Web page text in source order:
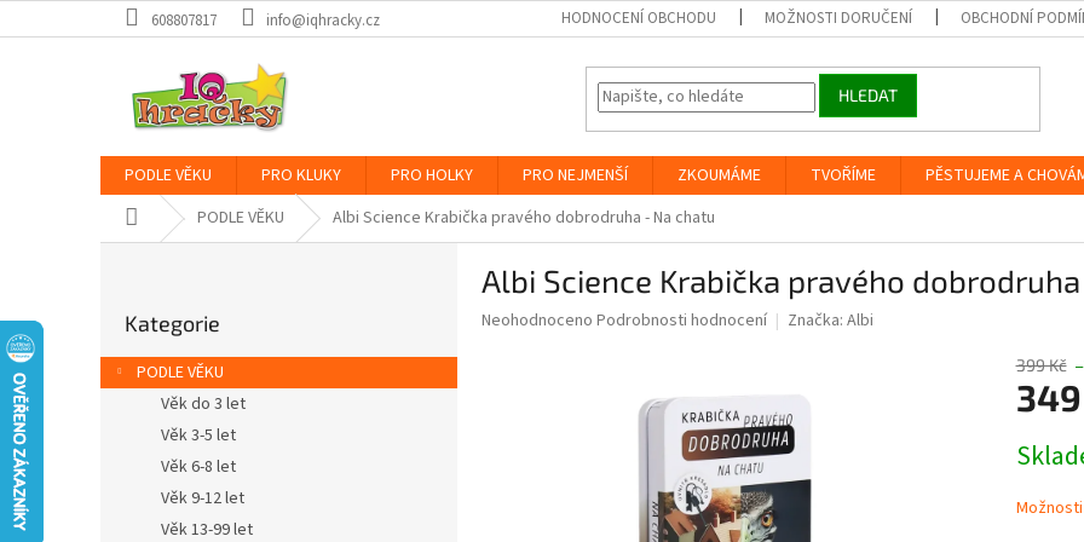
na
608807817 info@iqhracky.cz HODNOCENÍ OBCHODU MOŽNOSTI DORUČENÍ OBCHODNÍ
HLEDAT
PODLE VĚKU PRO KLUKY PRO HOLKY PRO NEJMENŠÍ ZKOUMÁME TVOŘÍME PĚSTUJEME A
Domů PODLE VĚKU Albi Science Krabička pravého dobrodruha - Na chatu
r
a
kategorie
Kategorie
PODLE VĚKU
Věk do 3 let
Věk 3-5 let
Věk 6-8 let
Věk 9-12 let
Věk 13-99 let
Albi Science Krabička pravého
Průměrné
Neohodnoceno Podrobnosti hodnocení Značka: Albi
399 Kč
cena: